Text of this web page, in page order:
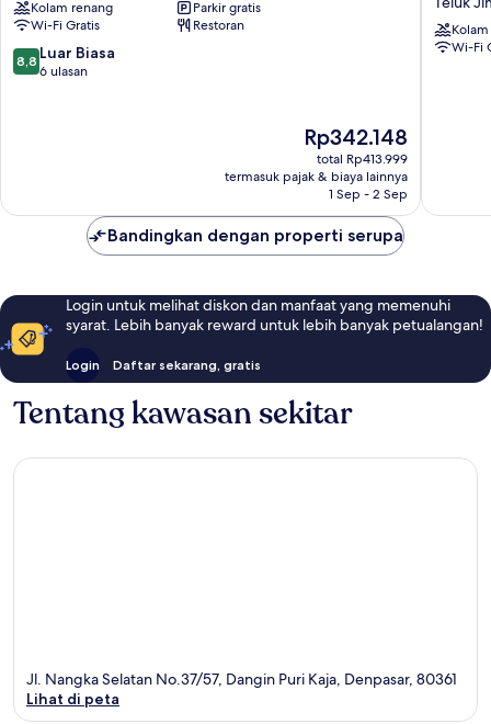
Sunset
Road
Kolam renang
Parkir gratis
Wi-Fi Gratis
Restoran
8.8
dari
8,8 Luar Biasa
6 ulasan
Harga
sekarang
Rp342.148
Rp342.148
total Rp413.999
termasuk pajak & biaya lainnya
1 Sep - 2 Sep
near
Beach
Wi-Fi
Bandingkan dengan properti serupa
Login untuk melihat diskon dan manfaat yang memenuhi
syarat. Lebih banyak reward untuk lebih banyak petualangan!
Login Daftar sekarang, gratis
Tentang kawasan sekitar
Jl. Nangka Selatan No.37/57, Dangin Puri Kaja, Denpasar, 80361
Lihat di peta